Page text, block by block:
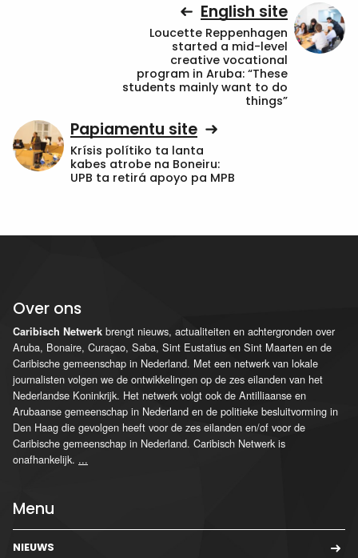
English site
Loucette Reppenhagen
started a mid-level
creative vocational
program in Aruba: “These
students mainly want to do
things”
Papiamentu site
Krísis polítiko ta lanta
kabes atrobe na Boneiru:
UPB ta retirá apoyo pa MPB
Over ons
Caribisch Netwerk brengt nieuws, actualiteiten en achtergronden over
Aruba, Bonaire, Curaçao, Saba, Sint Eustatius en Sint Maarten en de
Caribische gemeenschap in Nederland. Met een netwerk van lokale
journalisten volgen we de ontwikkelingen op de zes eilanden van het
Nederlandse Koninkrijk. Het netwerk volgt ook de Antilliaanse en
Arubaanse gemeenschap in Nederland en de politieke besluitvorming in
Den Haag die gevolgen heeft voor de zes eilanden en/of voor de
Caribische gemeenschap in Nederland. Caribisch Netwerk is
onafhankelijk. ...
Menu
NIEUWS